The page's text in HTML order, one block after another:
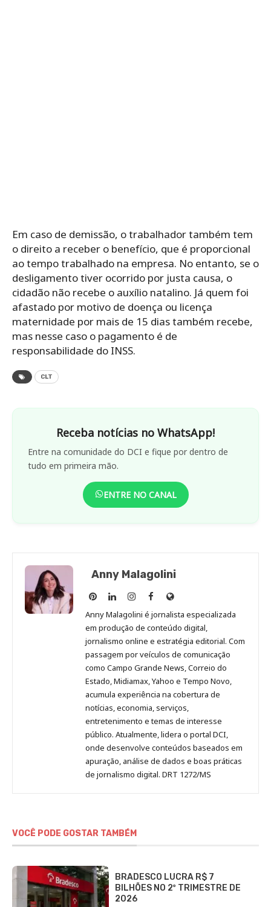
Em caso de demissão, o trabalhador também tem
o direito a receber o benefício, que é proporcional
ao tempo trabalhado na empresa. No entanto, se o
desligamento tiver ocorrido por justa causa, o
cidadão não recebe o auxílio natalino. Já quem foi
afastado por motivo de doença ou licença
maternidade por mais de 15 dias também recebe,
mas nesse caso o pagamento é de
responsabilidade do INSS.
CLT
Receba notícias no WhatsApp!
Entre na comunidade do DCI e fique por dentro de
tudo em primeira mão.
ENTRE NO CANAL
Anny Malagolini
Anny
Malagolini
no
Pinterest
Anny
Malagolini
no
LinkedIn
Anny
Malagolini
no
Instagram
Anny
Malagolini
no
Facebook
Site
de
Anny
Malagolini
Anny Malagolini é jornalista especializada
em produção de conteúdo digital,
jornalismo online e estratégia editorial. Com
passagem por veículos de comunicação
como Campo Grande News, Correio do
Estado, Midiamax, Yahoo e Tempo Novo,
acumula experiência na cobertura de
notícias, economia, serviços,
entretenimento e temas de interesse
público. Atualmente, lidera o portal DCI,
onde desenvolve conteúdos baseados em
apuração, análise de dados e boas práticas
de jornalismo digital. DRT 1272/MS
VOCÊ PODE GOSTAR TAMBÉM
BRADESCO LUCRA R$ 7
BILHÕES NO 2º TRIMESTRE DE
2026